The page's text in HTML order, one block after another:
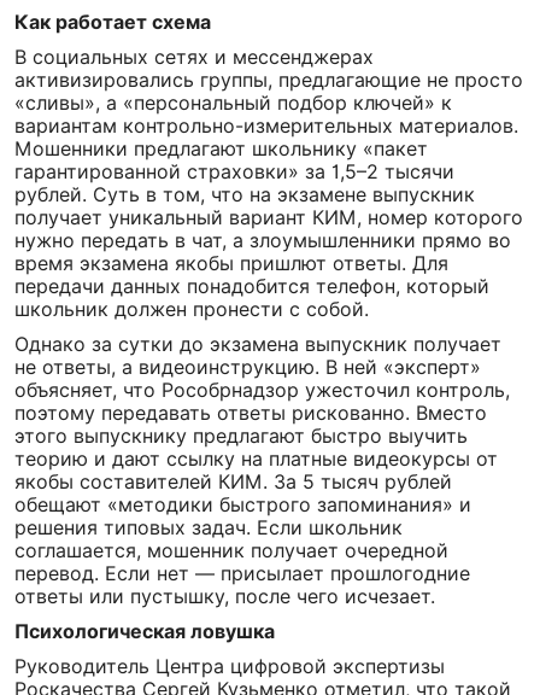
Как работает схема
В социальных сетях и мессенджерах
активизировались группы, предлагающие не просто
«сливы», а «персональный подбор ключей» к
вариантам контрольно-измерительных материалов.
Мошенники предлагают школьнику «пакет
гарантированной страховки» за 1,5–2 тысячи
рублей. Суть в том, что на экзамене выпускник
получает уникальный вариант КИМ, номер которого
нужно передать в чат, а злоумышленники прямо во
время экзамена якобы пришлют ответы. Для
передачи данных понадобится телефон, который
школьник должен пронести с собой.
Однако за сутки до экзамена выпускник получает
не ответы, а видеоинструкцию. В ней «эксперт»
объясняет, что Рособрнадзор ужесточил контроль,
поэтому передавать ответы рискованно. Вместо
этого выпускнику предлагают быстро выучить
теорию и дают ссылку на платные видеокурсы от
якобы составителей КИМ. За 5 тысяч рублей
обещают «методики быстрого запоминания» и
решения типовых задач. Если школьник
соглашается, мошенник получает очередной
перевод. Если нет — присылает прошлогодние
ответы или пустышку, после чего исчезает.
Психологическая ловушка
Руководитель Центра цифровой экспертизы
Роскачества Сергей Кузьменко отметил, что такой